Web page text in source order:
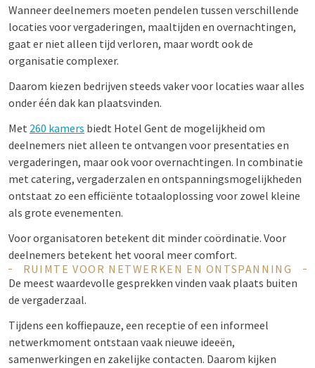
Wanneer deelnemers moeten pendelen tussen verschillende
locaties voor vergaderingen, maaltijden en overnachtingen,
gaat er niet alleen tijd verloren, maar wordt ook de
organisatie complexer.
Daarom kiezen bedrijven steeds vaker voor locaties waar alles
onder één dak kan plaatsvinden.
Met 260 kamers biedt Hotel Gent de mogelijkheid om
deelnemers niet alleen te ontvangen voor presentaties en
vergaderingen, maar ook voor overnachtingen. In combinatie
met catering, vergaderzalen en ontspanningsmogelijkheden
ontstaat zo een efficiënte totaaloplossing voor zowel kleine
als grote evenementen.
Voor organisatoren betekent dit minder coördinatie. Voor
deelnemers betekent het vooral meer comfort.
RUIMTE VOOR NETWERKEN EN ONTSPANNING
De meest waardevolle gesprekken vinden vaak plaats buiten
de vergaderzaal.
Tijdens een koffiepauze, een receptie of een informeel
netwerkmoment ontstaan vaak nieuwe ideeën,
samenwerkingen en zakelijke contacten. Daarom kijken